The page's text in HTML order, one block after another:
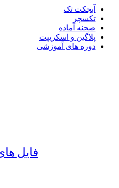
آبجکت تک
تکسچر
صحنه آماده
پلاگین و اسکریپت
دوره های آموزشی
فایل